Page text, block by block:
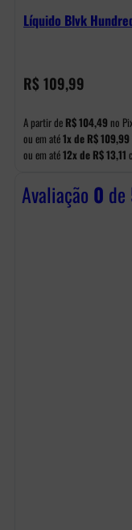
Líquido Blvk
R$ 109,99
A partir de R$104,49 no
ou em até1x de R$109,99
ou em até12x de R$13,11
Avaliação 0 de